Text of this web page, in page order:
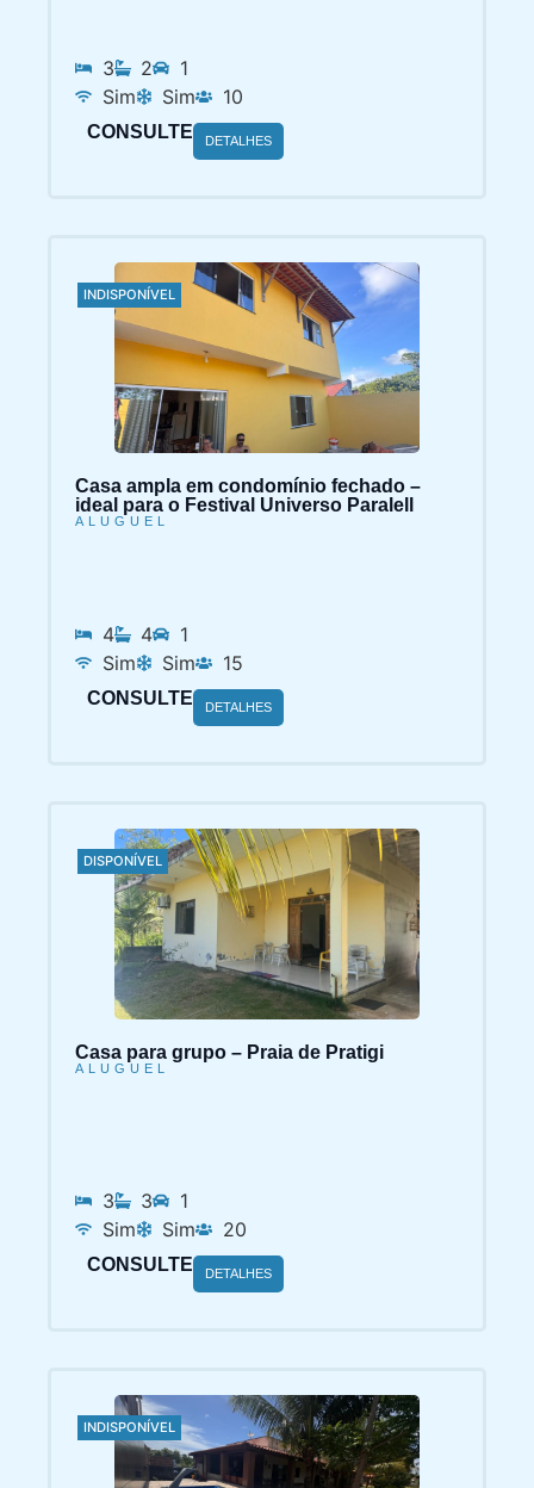
3 2
1
Sim
Sim 10
CONSULTE DETALHES
INDISPONÍVEL
Casa ampla em condomínio fechado –
ideal para o Festival Universo Paralell
ALUGUEL
4 4
1
Sim
Sim 15
CONSULTE DETALHES
DISPONÍVEL
Casa para grupo – Praia de Pratigi
ALUGUEL
3 3
1
Sim
Sim 20
CONSULTE DETALHES
INDISPONÍVEL